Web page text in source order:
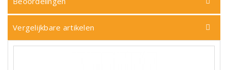
Vergelijkbare artikelen